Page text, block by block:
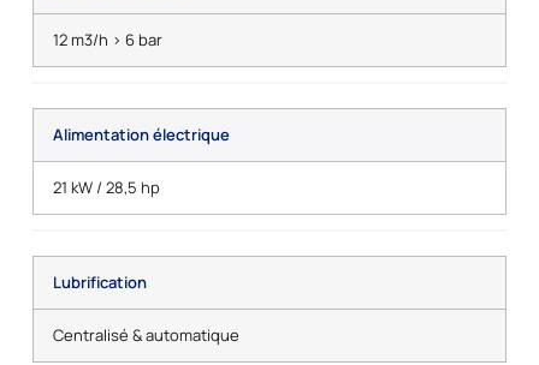
12 m3/h > 6 bar
Alimentation électrique
21 kW / 28,5 hp
Lubrification
Centralisé & automatique